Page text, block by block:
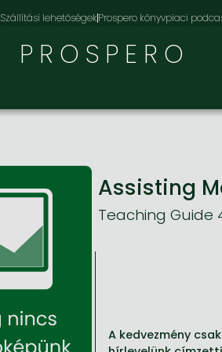
Szállítási lehetőségekProspero könyvpiaci
PROSPERO
Assisting
Teaching Guide
A kedvezmény